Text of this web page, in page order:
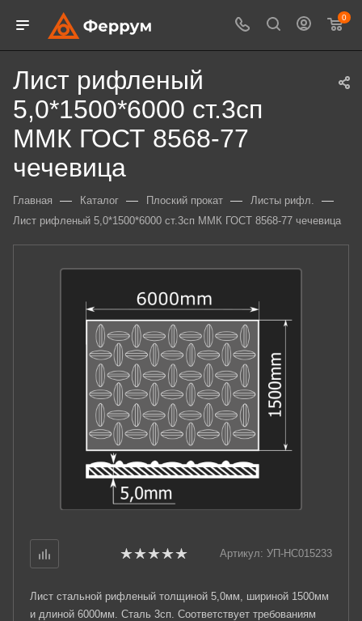
0
Лист рифленый
5,0*1500*6000 ст.3сп
ММК ГОСТ 8568-77
чечевица
Главная — Каталог — Плоский прокат — Листы рифл. —
Лист рифленый 5,0*1500*6000 ст.3сп ММК ГОСТ 8568-77 чечевица
Артикул: УП-НС015233
Лист стальной рифленый толщиной 5,0мм, шириной 1500мм
и длиной 6000мм. Сталь 3сп. Соответствует требованиям